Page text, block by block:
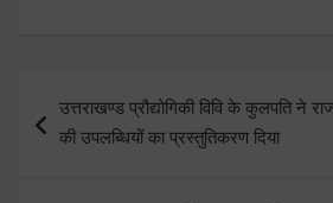
navigation
उत्तराखण्ड प्रौद्योगिकी विवि के कुलपति ने
की उपलब्धियों का प्रस्तुतिकरण दिया